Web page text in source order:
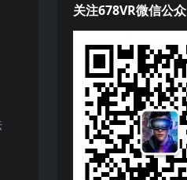
关注678VR微信公众